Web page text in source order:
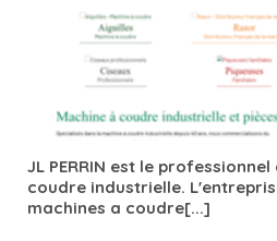
JL PERRIN est le
coudre industrielle.
machines a coudre[...]